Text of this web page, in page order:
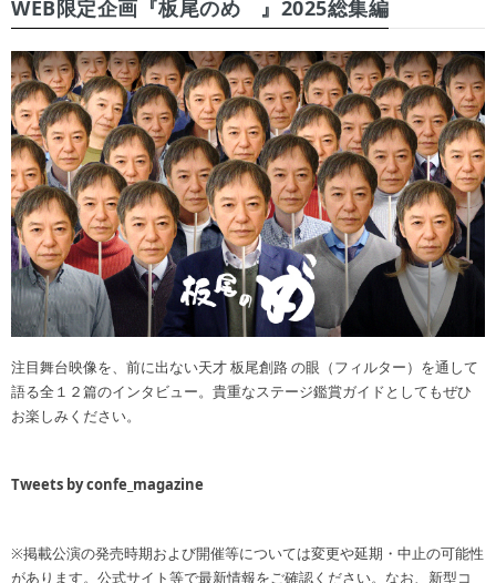
WEB限定企画『板尾のめ゙』2025総集編
注目舞台映像を、前に出ない天才 板尾創路 の眼（フィルター）を通して
語る全１２篇のインタビュー。貴重なステージ鑑賞ガイドとしてもぜひ
お楽しみください。
Tweets by confe_magazine
※掲載公演の発売時期および開催等については変更や延期・中止の可能性
があります。公式サイト等で最新情報をご確認ください。なお、新型コ